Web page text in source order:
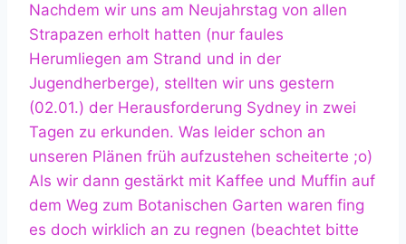
Nachdem wir uns am Neujahrstag von allen
Strapazen erholt hatten (nur faules
Herumliegen am Strand und in der
Jugendherberge), stellten wir uns gestern
(02.01.) der Herausforderung Sydney in zwei
Tagen zu erkunden. Was leider schon an
unseren Plänen früh aufzustehen scheiterte ;o)
Als wir dann gestärkt mit Kaffee und Muffin auf
dem Weg zum Botanischen Garten waren fing
es doch wirklich an zu regnen (beachtet bitte